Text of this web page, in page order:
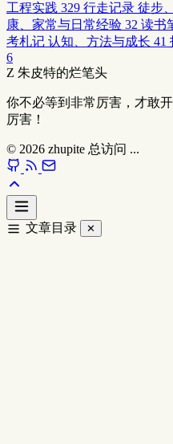
工程实践 329 行走记录 徒步
康、家常与日常经验 32 读书
考札记 认知、方法与成长 41
6
Z 朱皮特的烂笔头
你不必等到非常厉害，才敢
厉害！
© 2026 zhupite 总访问 ...
文章目录 ✕